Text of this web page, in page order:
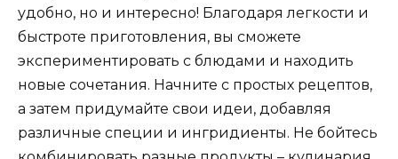
удобно, но и интересно! Благодаря легкости и
быстроте приготовления, вы сможете
экспериментировать с блюдами и находить
новые сочетания. Начните с простых рецептов,
а затем придумайте свои идеи, добавляя
различные специи и ингридиенты. Не бойтесь